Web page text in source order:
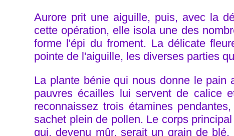
Aurore prit une aiguille, puis, avec la
cette opération, elle isola une des
forme l'épi du froment. La délicate
pointe de l'aiguille, les diverses parties
La plante bénie qui nous donne le pain
pauvres écailles lui servent de calice
reconnaissez trois étamines
sachet plein de pollen. Le corps
qui, devenu mûr, serait un grain de